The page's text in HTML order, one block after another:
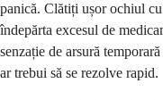
panică. Clătiți ușor ochiul
îndepărta excesul de
senzație de arsură
ar trebui să se rezolve rapid.